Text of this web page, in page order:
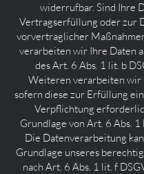
widerrufbar. Sind Ihre
Vertragserfüllung oder zur
vorvertraglicher
verarbeiten wir Ihre Daten
des Art. 6 Abs. 1 lit. b
Weiteren verarbeiten wir
sofern diese zur Erfüllung
Verpflichtung
Grundlage von Art. 6 Abs. 1
Die Datenverarbeitung
Grundlage unseres
nach Art. 6 Abs. 1 lit. f